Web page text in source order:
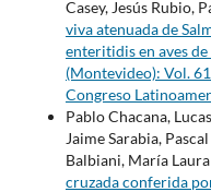
Casey, Jesús Rubio,
viva atenuada de
enteritidis en aves
(Montevideo): Vol.
Congreso
Pablo Chacana,
Jaime Sarabia,
Balbiani, María
cruzada conferida